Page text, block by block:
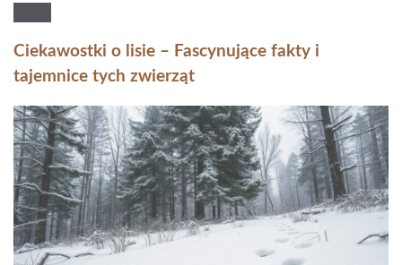
Ciekawostki o lisie – Fascynujące fakty i
tajemnice tych zwierząt